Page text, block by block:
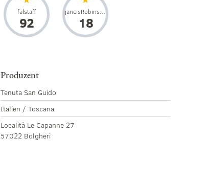
falstaff
92
jancisRobinson
18
Produzent
Tenuta San Guido
Italien / Toscana
Località Le Capanne 27
57022 Bolgheri